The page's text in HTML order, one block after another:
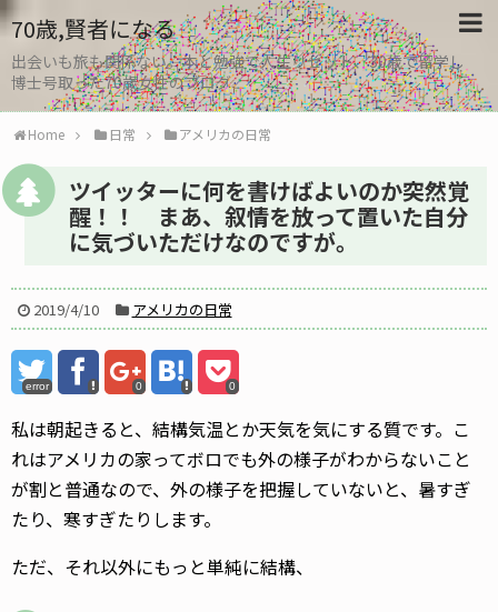
70歳,賢者になる
出会いも旅も関係ない。本と勉強で人生リセット、30歳で留学し
博士号取った70歳女性のブログ
Home 日常 アメリカの日常
ツイッターに何を書けばよいのか突然覚
醒！！ まあ、叙情を放って置いた自分
に気づいただけなのですが。
2019/4/10 アメリカの日常
error 0 0
私は朝起きると、結構気温とか天気を気にする質です。こ
れはアメリカの家ってボロでも外の様子がわからないこと
が割と普通なので、外の様子を把握していないと、暑すぎ
たり、寒すぎたりします。
ただ、それ以外にもっと単純に結構、